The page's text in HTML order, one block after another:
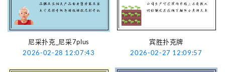
尼采扑克_尼采7plus
2026-02-28 12:07:43
宾胜扑克牌
2026-02-27 12:09:57